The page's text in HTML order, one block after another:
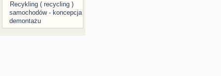
Recykling ( recycling )
samochodów - koncepcja
demontażu